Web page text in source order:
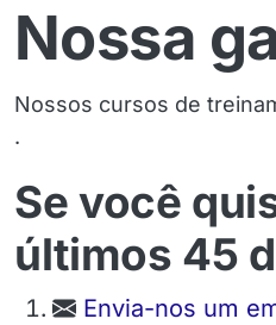
Nossa
Nossos cursos de
.
Se você
últimos 45
Envia-nos um